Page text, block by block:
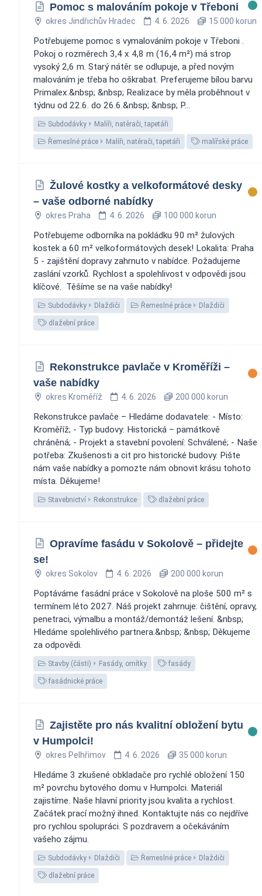
Pomoc s malováním pokoje v Třeboni
okres Jindřichův Hradec 4. 6. 2026 15 000 korun
Potřebujeme pomoc s vymalováním pokoje v Třeboni .
Pokoj o rozměrech 3,4 x 4,8 m (16,4 m²) má strop
vysoký 2,6 m. Starý nátěr se odlupuje, a před novým
malováním je třeba ho oškrabat. Preferujeme bílou barvu
Primalex.&nbsp; &nbsp; Realizace by měla proběhnout v
týdnu od 22.6. do 26.6.&nbsp; &nbsp; P...
Subdodávky Malíři, natěrači, tapetáři
Řemeslné práce Malíři, natěrači, tapetáři malířské práce
Žulové kostky a velkoformátové desky
– vaše odborné nabídky
okres Praha 4. 6. 2026 100 000 korun
Potřebujeme odborníka na pokládku 90 m² žulových
kostek a 60 m² velkoformátových desek! Lokalita: Praha
5 - zajištění dopravy zahrnuto v nabídce. Požadujeme
zaslání vzorků. Rychlost a spolehlivost v odpovědi jsou
klíčové. ️ Těšíme se na vaše nabídky!
Subdodávky Dlaždiči Řemeslné práce Dlaždiči
dlažební práce
Rekonstrukce pavlače v Kroměříži –
vaše nabídky
okres Kroměříž 4. 6. 2026 200 000 korun
Rekonstrukce pavlače – Hledáme dodavatele: - Místo:
Kroměříž; - Typ budovy: Historická – památkově
chráněná; - Projekt a stavební povolení: Schválené; - Naše
potřeba: Zkušenosti a cit pro historické budovy. Pište
nám vaše nabídky a pomozte nám obnovit krásu tohoto
místa. Děkujeme! ‍️
Stavebnictví Rekonstrukce dlažební práce
Opravíme fasádu v Sokolově – přidejte
se!
okres Sokolov 4. 6. 2026 200 000 korun
Poptáváme fasádní práce v Sokolově na ploše 500 m² s
termínem léto 2027. Náš projekt zahrnuje: čištění, opravy,
penetraci, výmalbu a montáž/demontáž lešení. &nbsp;
Hledáme spolehlivého partnera.&nbsp; &nbsp; Děkujeme
za odpovědi.
Stavby (části) Fasády, omítky fasády
fasádnické práce
Zajistěte pro nás kvalitní obložení bytu
v Humpolci!
okres Pelhřimov 4. 6. 2026 35 000 korun
Hledáme 3 zkušené obkladače pro rychlé obložení 150
m² povrchu bytového domu v Humpolci. Materiál
zajistíme. Naše hlavní priority jsou kvalita a rychlost.
Začátek prací možný ihned. Kontaktujte nás co nejdříve
pro rychlou spolupráci. S pozdravem a očekáváním
vašeho zájmu.
Subdodávky Dlaždiči Řemeslné práce Dlaždiči
dlažební práce